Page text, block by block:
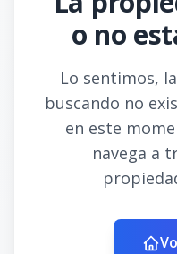
o no
Lo sentimos,
buscando no
en este
navega a